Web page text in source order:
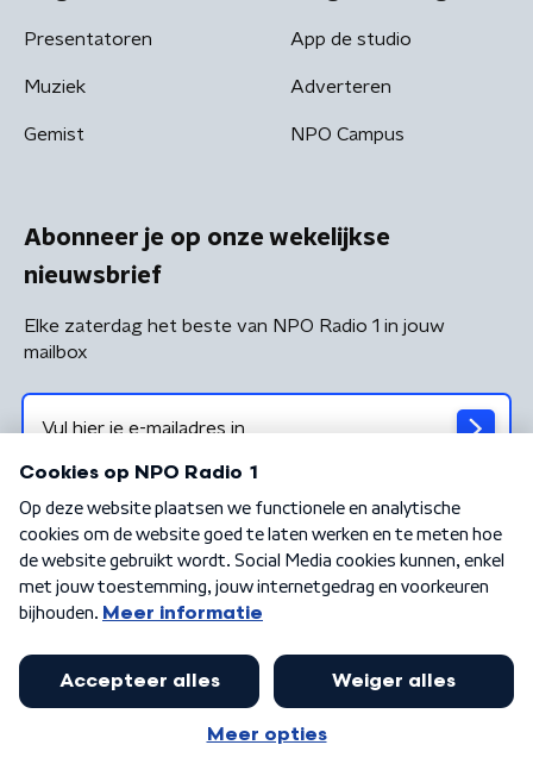
Presentatoren
Muziek
Gemist
App de studio
Adverteren
NPO Campus
Abonneer je op onze wekelijkse
nieuwsbrief
Elke zaterdag het beste van NPO Radio 1 in jouw
mailbox
Algemene voorwaarden